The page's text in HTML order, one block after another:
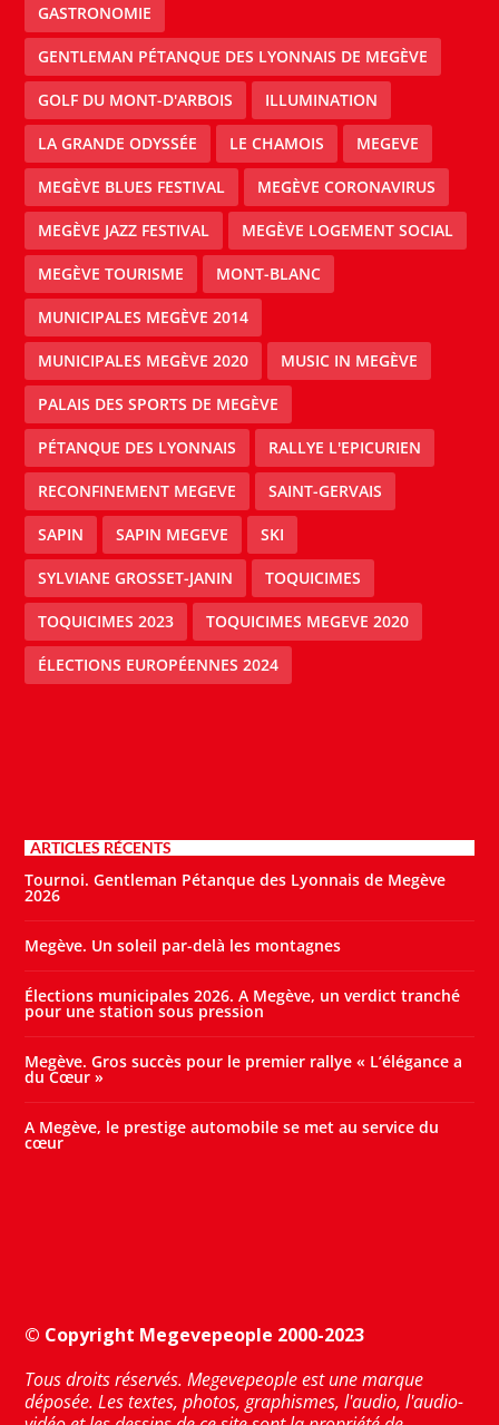
GASTRONOMIE
GENTLEMAN PÉTANQUE DES LYONNAIS DE MEGÈVE
GOLF DU MONT-D'ARBOIS ILLUMINATION
LA GRANDE ODYSSÉE LE CHAMOIS MEGEVE
MEGÈVE BLUES FESTIVAL MEGÈVE CORONAVIRUS
MEGÈVE JAZZ FESTIVAL MEGÈVE LOGEMENT SOCIAL
MEGÈVE TOURISME MONT-BLANC
MUNICIPALES MEGÈVE 2014
MUNICIPALES MEGÈVE 2020 MUSIC IN MEGÈVE
PALAIS DES SPORTS DE MEGÈVE
PÉTANQUE DES LYONNAIS RALLYE L'EPICURIEN
RECONFINEMENT MEGEVE SAINT-GERVAIS
SAPIN SAPIN MEGEVE SKI
SYLVIANE GROSSET-JANIN TOQUICIMES
TOQUICIMES 2023 TOQUICIMES MEGEVE 2020
ÉLECTIONS EUROPÉENNES 2024
ARTICLES RÉCENTS
Tournoi. Gentleman Pétanque des Lyonnais de Megève
2026
Megève. Un soleil par-delà les montagnes
Élections municipales 2026. A Megève, un verdict tranché
pour une station sous pression
Megève. Gros succès pour le premier rallye « L’élégance a
du Cœur »
A Megève, le prestige automobile se met au service du
cœur
© Copyright Megevepeople 2000-2023
Tous droits réservés. Megevepeople est une marque
déposée. Les textes, photos, graphismes, l'audio, l'audio-